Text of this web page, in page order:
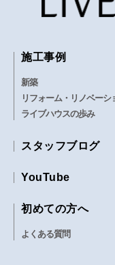
施工事例
新築
リフォーム・リノベーシ
ライブハウスの歩み
スタッフブログ
YouTube
初めての方へ
よくある質問